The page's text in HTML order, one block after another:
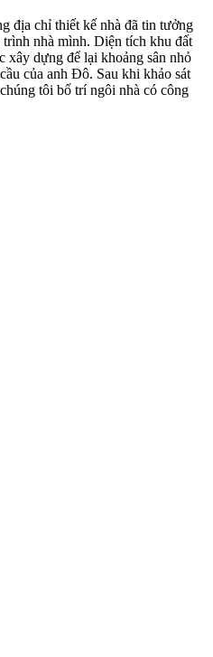
địa chỉ thiết kế nhà đã tin tưởng
nhà mình. Diện tích khu đất
xây dựng để lại khoảng sân nhỏ
của anh Đô. Sau khi khảo sát
tôi bố trí ngôi nhà có công